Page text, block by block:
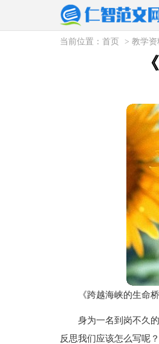
当前位置： 首页 > 教学资
《跨越海峡的生命
身为一名到岗不久
反思我们应该怎么写呢